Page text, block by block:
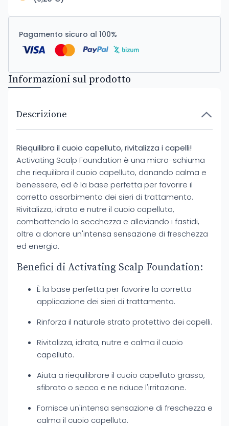
Pagamento sicuro al 100%
Informazioni sul prodotto
Descrizione
Riequilibra il cuoio capelluto, rivitalizza i capelli!
Activating Scalp Foundation è una micro-schiuma
che riequilibra il cuoio capelluto, donando calma e
benessere, ed è la base perfetta per favorire il
corretto assorbimento dei sieri di trattamento.
Rivitalizza, idrata e nutre il cuoio capelluto,
combattendo la secchezza e alleviando i fastidi,
oltre a donare un'intensa sensazione di freschezza
ed energia.
Benefici di Activating Scalp Foundation:
È la base perfetta per favorire la corretta
applicazione dei sieri di trattamento.
Rinforza il naturale strato protettivo dei capelli.
Rivitalizza, idrata, nutre e calma il cuoio
capelluto.
Aiuta a riequilibrare il cuoio capelluto grasso,
sfibrato o secco e ne riduce l'irritazione.
Fornisce un'intensa sensazione di freschezza e
calma il cuoio capelluto.